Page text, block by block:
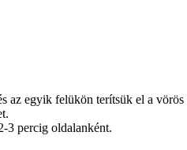
egyik felükön terítsük el a
3 percig oldalanként.